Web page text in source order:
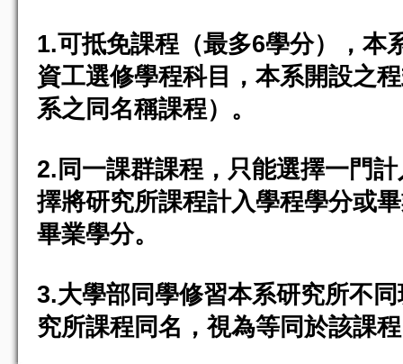
1.可抵免課程（最多6學分），本
資工選修學程科目，本系開設之
系之同名稱課程）。
2.同一課群課程，只能選擇一門
擇將研究所課程計入學程學分或
畢業學分。
3.大學部同學修習本系研究所不
究所課程同名，視為等同於該課